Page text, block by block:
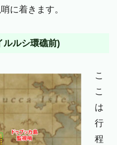
に着きます。
ルルシ環礁前)
こ
こ
は
行
程